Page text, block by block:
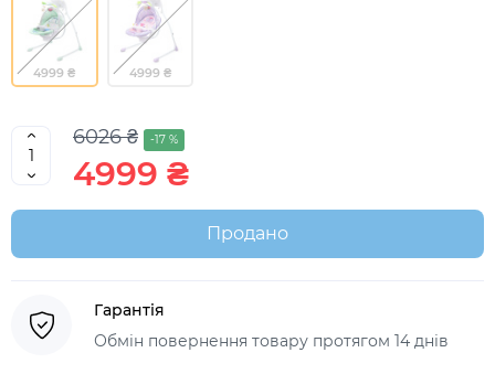
4999 ₴ 4999 ₴
6026 ₴ -17 %
4999 ₴
Продано
Гарантія
Обмін повернення товару протягом 14 днів